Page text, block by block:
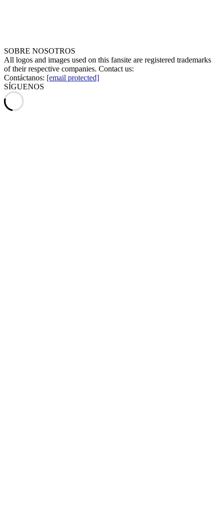
SOBRE NOSOTROS
All logos and images used on this fansite are registered trademarks
of their respective companies. Contact us:
Contáctanos: [email protected]
SÍGUENOS